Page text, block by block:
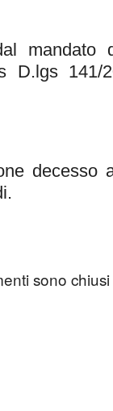
mandato
D.lgs 141/
decesso
sono chiusi